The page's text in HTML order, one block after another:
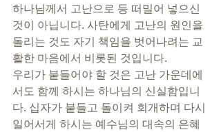
하나님께서 고난으로 등 떠밀어 넣으신
것이 아닙니다. 사탄에게 고난의 원인을
돌리는 것도 자기 책임을 벗어나려는 교
활한 마음에서 비롯된 것입니다.
우리가 붙들어야 할 것은 고난 가운데에
서도 함께 하시는 하나님의 신실함입니
다. 십자가 붙들고 돌이켜 회개하며 다시
일어서게 하시는 예수님의 대속의 은혜